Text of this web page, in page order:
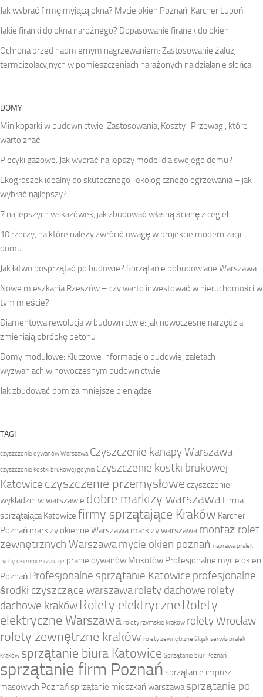
Jak wybrać firmę myjącą okna? Mycie okien Poznań. Karcher Luboń
Jakie firanki do okna narożnego? Dopasowanie firanek do okien
Ochrona przed nadmiernym nagrzewaniem: Zastosowanie żaluzji
termoizolacyjnych w pomieszczeniach narażonych na działanie słońca
DOMY
Minikoparki w budownictwie: Zastosowania, Koszty i Przewagi, które
warto znać
Piecyki gazowe: Jak wybrać najlepszy model dla swojego domu?
Ekogroszek idealny do skutecznego i ekologicznego ogrzewania – jak
wybrać najlepszy?
7 najlepszych wskazówek, jak zbudować własną ścianę z cegieł
10 rzeczy, na które należy zwrócić uwagę w projekcie modernizacji
domu
Jak łatwo posprzątać po budowie? Sprzątanie pobudowlane Warszawa
Nowe mieszkania Rzeszów – czy warto inwestować w nieruchomości w
tym mieście?
Diamentowa rewolucja w budownictwie: jak nowoczesne narzędzia
zmieniają obróbkę betonu
Domy modułowe: Kluczowe informacje o budowie, zaletach i
wyzwaniach w nowoczesnym budownictwie
Jak zbudować dom za mniejsze pieniądze
TAGI
czyszczenie dywanów Warszawa Czyszczenie kanapy Warszawa
czyszczenie kostki brukowej gdynia czyszczenie kostki brukowej
Katowice czyszczenie przemysłowe czyszczenie
wykładzin w warszawie dobre markizy warszawa Firma
sprzątająca Katowice firmy sprzątające Kraków Karcher
Poznań markizy okienne Warszawa markizy warszawa montaż rolet
zewnętrznych Warszawamycie okien poznań naprawa pralek
tychy okiennice i żaluzje pranie dywanów Mokotów Profesjonalne mycie okien
Poznań Profesjonalne sprzątanie Katowice profesjonalne
środki czyszczące warszawarolety dachowe rolety
dachowe kraków Rolety elektryczne Rolety
elektryczne Warszawa rolety rzymskie kraków rolety Wrocław
rolety zewnętrzne kraków rolety zewnętrzne śląsk serwis pralek
kraków sprzątanie biura Katowice Sprzątanie biur Poznań
sprzątanie firm Poznań sprzątanie imprez
masowych Poznańsprzątanie mieszkań warszawa sprzątanie po